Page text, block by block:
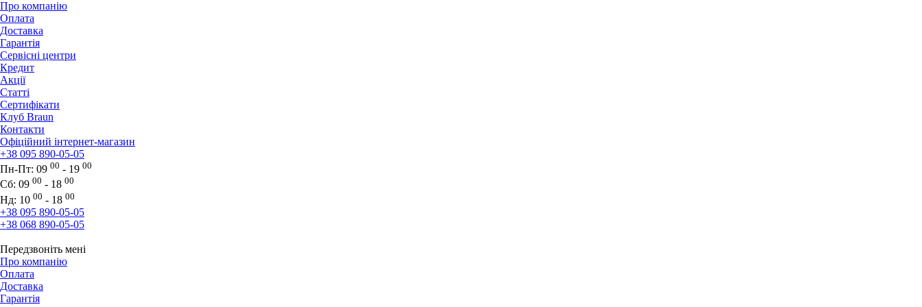
Про компанію
Оплата
Доставка
Гарантія
Сервісні центри
Кредит
Акції
Статті
Сертифікати
Клуб Braun
Контакти
Офіційний інтернет-магазин
+38 095 890-05-05
Пн-Пт: 09 00 - 19 00
Сб: 09 00 - 18 00
Нд: 10 00 - 18 00
+38 095 890-05-05
+38 068 890-05-05
Передзвоніть мені
Про компанію
Оплата
Доставка
Гарантія